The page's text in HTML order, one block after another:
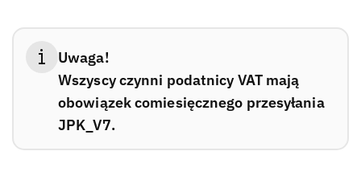
Uwaga!
Wszyscy czynni podatnicy VAT mają
obowiązek comiesięcznego przesyłania
JPK_V7.